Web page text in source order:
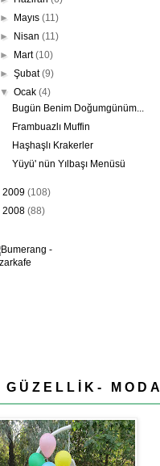
► Mayıs(11)
► Nisan(11)
► Mart(10)
►Şubat(9)
▼Ocak(4)
Bugün Benim Doğumgünüm...
Frambuazlı Muffin
Haşhaşlı Krakerler
Yüyü' nün Yılbaşı Menüsü
2009 (108)
2008 (88)
GÜZELLİK- MODA